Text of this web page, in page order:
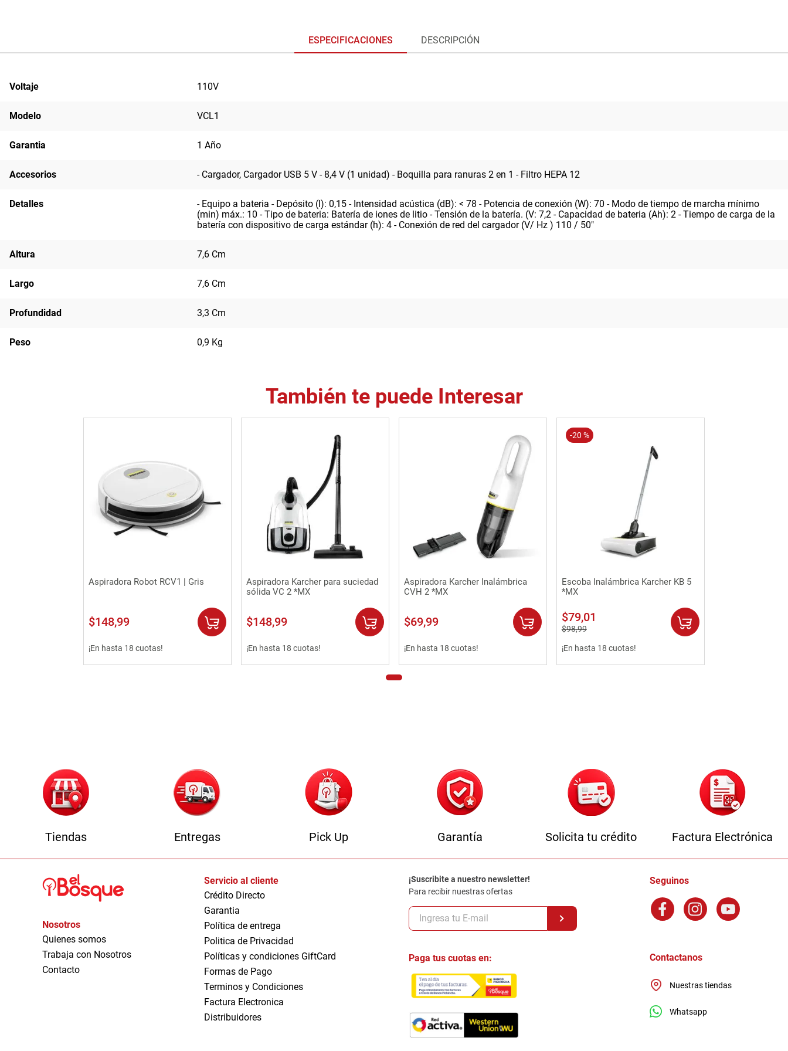
ESPECIFICACIONES DESCRIPCIÓN
Voltaje 110V
Modelo VCL1
Garantia 1 Año
Accesorios - Cargador, Cargador USB 5 V - 8,4 V (1 unidad) - Boquilla para ranuras 2 en 1 - Filtro HEPA 12
Detalles
- Equipo a bateria - Depósito (l): 0,15 - Intensidad acústica (dB): < 78 - Potencia de conexión (W): 70 - Modo de tiempo de marcha mínimo
(min) máx.: 10 - Tipo de bateria: Batería de iones de litio - Tensión de la batería. (V: 7,2 - Capacidad de bateria (Ah): 2 - Tiempo de carga de la
batería con dispositivo de carga estándar (h): 4 - Conexión de red del cargador (V/ Hz ) 110 / 50"
Altura 7,6 Cm
Largo 7,6 Cm
Profundidad 3,3 Cm
Peso 0,9 Kg
También te puede Interesar
Vista rápida
Aspiradora Robot RCV1 | Gris
$148,99
¡En hasta 18 cuotas!
Vista rápida
Aspiradora Karcher para suciedad
sólida VC 2 *MX
$148,99
¡En hasta 18 cuotas!
Vista rápida
Aspiradora Karcher Inalámbrica
CVH 2 *MX
$69,99
¡En hasta 18 cuotas!
-20 %
Vista rápida
Escoba Inalámbrica Karcher KB 5
*MX
$79,01
$98,99
¡En hasta 18 cuotas!
Tiendas Entregas Pick Up Garantía Solicita tu crédito Factura Electrónica
Nosotros
Quienes somos
Trabaja con Nosotros
Contacto
Servicio al cliente
Crédito Directo
Garantia
Política de entrega
Politica de Privacidad
Políticas y condiciones GiftCard
Formas de Pago
Terminos y Condiciones
Factura Electronica
Distribuidores
¡Suscribite a nuestro newsletter!
Para recibir nuestras ofertas
Paga tus cuotas en:
Seguinos
Contactanos
Nuestras tiendas
Whatsapp